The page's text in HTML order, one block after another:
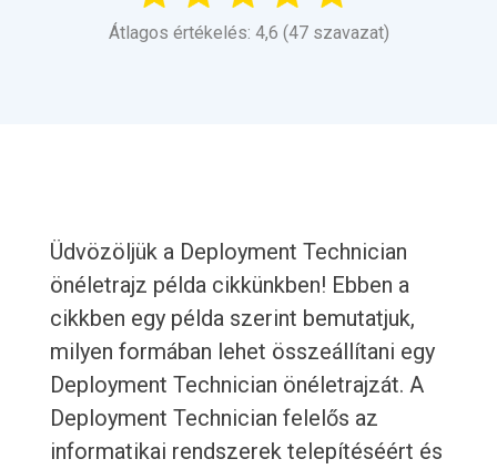
Átlagos értékelés: 4,6 (47 szavazat)
Üdvözöljük a Deployment Technician
önéletrajz példa cikkünkben! Ebben a
cikkben egy példa szerint bemutatjuk,
milyen formában lehet összeállítani egy
Deployment Technician önéletrajzát. A
Deployment Technician felelős az
informatikai rendszerek telepítéséért és